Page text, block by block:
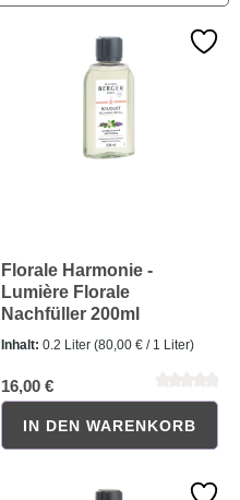
Florale Harmonie -
Lumière Florale
Nachfüller 200ml
Inhalt: 0.2 Liter (80,00 € / 1 Liter)
16,00 €
IN DEN WARENKORB